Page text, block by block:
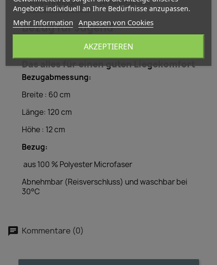
Beschreibung Artikeldetails
Bezug für Jugend
Kindermatratze Kindersessel
zum schlafen und spielen
Das alles für einen guten Liegekomfort
Bezugabmessung:
Breite : 60 cm
Länge: 120 cm
Höhe : 12 cm
Bezug:
aus 100 % Polyester Microfaser
Abnehmbar (Reisverschluss) und waschbar bei
30°C
Kommentare (0)
Angebots individuell an Ihre Bedürfnisse anzupassen.
Mehr Information Anpassen von Cookies
AKZEPTIEREN